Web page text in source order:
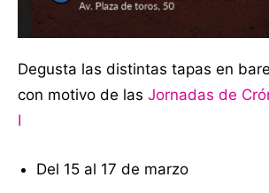
Degusta las distintas tapas en
con motivo de las Jornadas de
I
Del 15 al 17 de marzo